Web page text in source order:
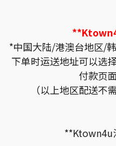
*中国大陆/港澳台地区/
下单时运送地址可以选
付款页
（以上地区配送不
**Ktown4u